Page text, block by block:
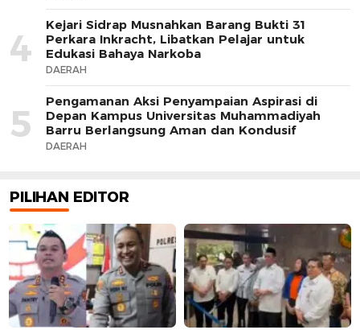
4
Kejari Sidrap Musnahkan Barang Bukti 31
Perkara Inkracht, Libatkan Pelajar untuk
Edukasi Bahaya Narkoba
DAERAH
5
Pengamanan Aksi Penyampaian Aspirasi di
Depan Kampus Universitas Muhammadiyah
Barru Berlangsung Aman dan Kondusif
DAERAH
PILIHAN EDITOR